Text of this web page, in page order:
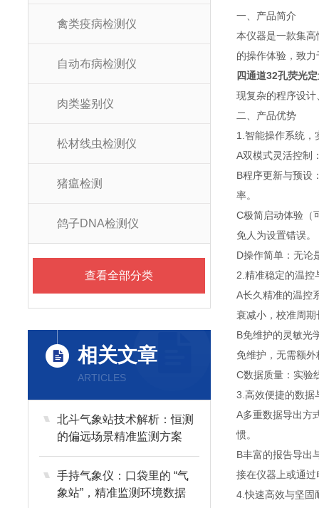
禽类疫病检测仪
自动布病检测仪
肉类鉴别仪
松材线虫检测仪
猪瘟检测
鸽子DNA检测仪
查看全部分类
相关文章
ARTICLES
北斗气象站技术解析：恒测
的偏远场景精准监测方案
手持气象仪：口袋里的 “气
象站”，精准监测环境数据
一、产品简介
本仪器是一款集
的操作体验，致
四通道32孔荧光
现复杂的程序设
二、产品优势
1.智能操作系统，
A双模式灵活控制
B程序更新与预设
率。
C极简启动体验（
免人为设置错误。
D操作简单：无论
2.精准稳定的温控
A长久精准的温控
衰减小，校准周
B免维护的灵敏光
免维护，无需额
C数据质量：实验
3.高效便捷的数据
A多重数据导出方
惯。
B丰富的报告导出
接在仪器上或通
4.快速高效与坚固